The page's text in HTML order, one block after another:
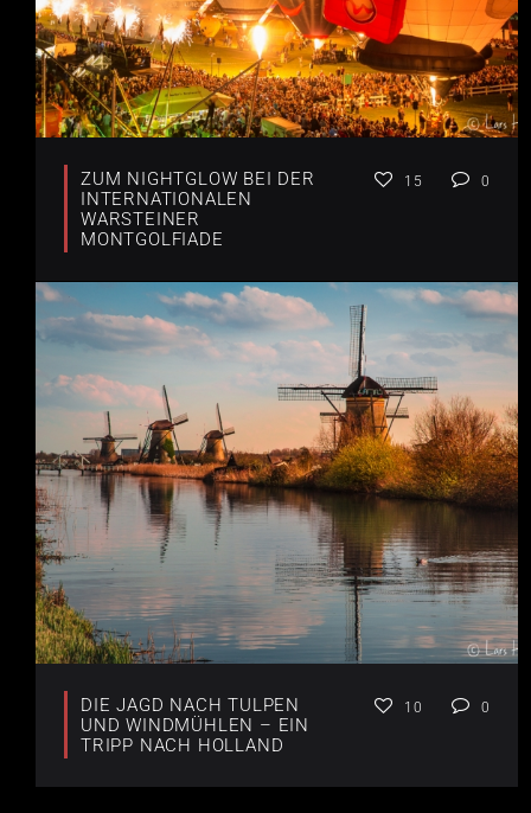
ZUM NIGHTGLOW BEI DER
INTERNATIONALEN
WARSTEINER
MONTGOLFIADE
15 0
DIE JAGD NACH TULPEN
UND WINDMÜHLEN – EIN
TRIPP NACH HOLLAND
10 0